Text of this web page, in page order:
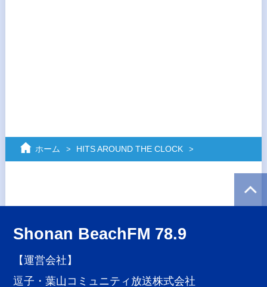
ホーム HITS AROUND THE CLOCK
Shonan BeachFM 78.9
【運営会社】
逗子・葉山コミュニティ放送株式会社